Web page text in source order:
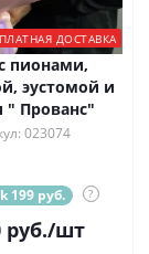
ДОСТАВКА
пионами,
эустомой и
" Прованс"
023074
199 руб. ?
руб./шт